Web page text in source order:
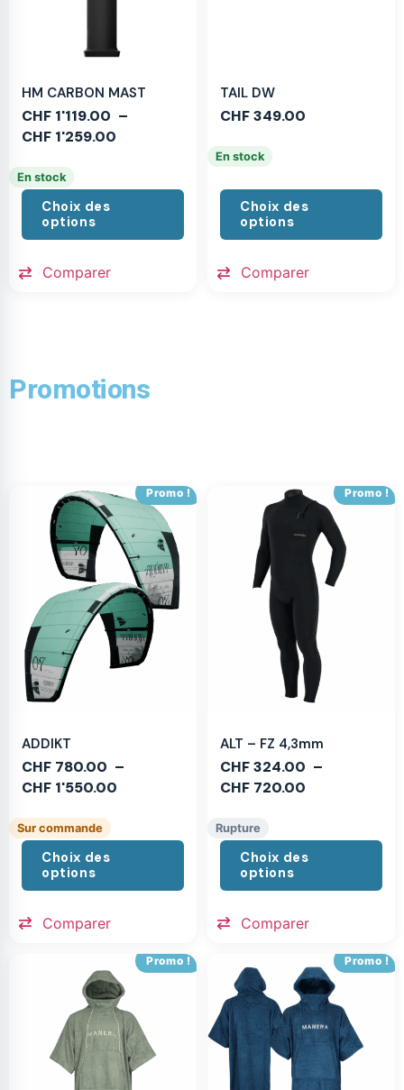
HM CARBON MAST
CHF 1'119.00 –
CHF 1'259.00
En stock
Choix des
options
Comparer
TAIL DW
CHF349.00
En stock
Choix des
options
Comparer
Promotions
Promo !
ADDIKT
CHF 780.00 –
CHF 1'550.00
Sur commande
Choix des
options
Comparer
Promo !
ALT – FZ 4,3mm
CHF324.00 –
CHF 720.00
Rupture
Choix des
options
Comparer
Promo ! Promo !